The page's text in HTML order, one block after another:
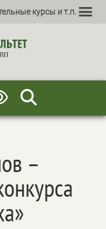
курсы и т.п.
–